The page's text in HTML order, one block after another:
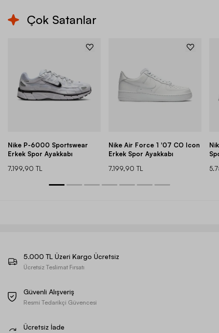
Çok Satanlar
Nike P-6000 Sportswear
Erkek Spor Ayakkabı
7.199,90 TL
Nike Air Force 1 '07 CO Icon
Erkek Spor Ayakkabı
7.199,90 TL
5.000 TL Üzeri Kargo Ücretsiz
Ücretsiz Teslimat Fırsatı
Güvenli Alışveriş
Resmi Tedarikçi Güvencesi
Ücretsiz İade